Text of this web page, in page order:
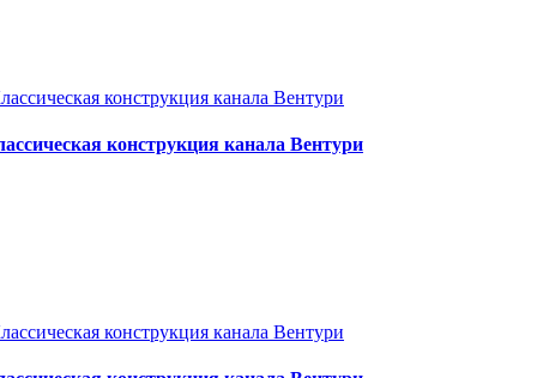
конструкция канала Вентури